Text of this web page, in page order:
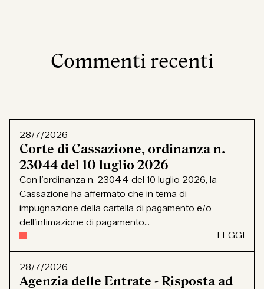
Commenti recenti
28/7/2026
Corte di Cassazione, ordinanza n.
23044 del 10 luglio 2026
Con l’ordinanza n. 23044 del 10 luglio 2026, la
Cassazione ha affermato che in tema di
impugnazione della cartella di pagamento e/o
dell’intimazione di pagamento...
LEGGI
28/7/2026
Agenzia delle Entrate - Risposta ad